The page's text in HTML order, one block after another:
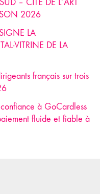
2026
LA
VITRINE DE LA
français sur trois
à GoCardless
fluide et fiable à